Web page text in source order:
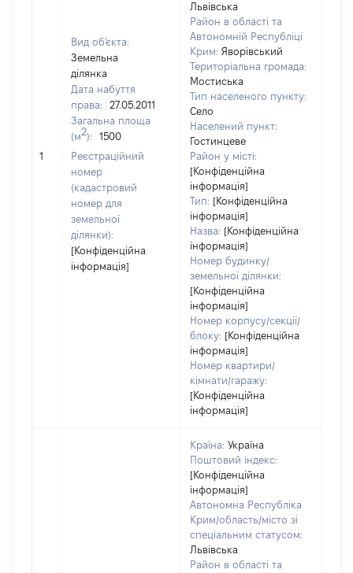
1
Вид об'єкта:
Земельна
ділянка
Дата набуття
права:
27.05.2011
Загальна площа
(м2):
1500
Реєстраційний
номер
(кадастровий
номер для
земельної
ділянки):
[Конфіденційна
інформація]
Львівська
Район в області та
Автономній Республіці
Крим: Яворівський
Територіальна громада:
Мостиська
Тип населеного пункту:
Село
Населений пункт:
Гостинцеве
Район у місті:
[Конфіденційна
інформація]
Тип: [Конфіденційна
інформація]
Назва: [Конфіденційна
інформація]
Номер будинку/
земельної ділянки:
[Конфіденційна
інформація]
Номер корпусу/секції/
блоку: [Конфіденційна
інформація]
Номер квартири/
кімнати/гаражу:
[Конфіденційна
інформація]
Країна: Україна
Поштовий індекс:
[Конфіденційна
інформація]
Автономна Республіка
Крим/область/місто зі
спеціальним статусом:
Львівська
Район в області та